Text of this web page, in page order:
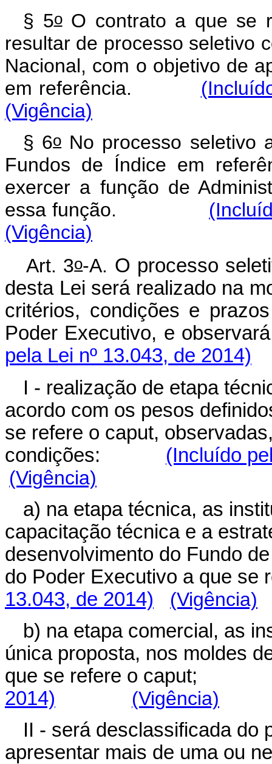
§ 5oO contrato a que se
resultar de processo seletivo
Nacional, com o objetivo de
em referência.
(Vigência)
§ 6oNo processo seletivo
Fundos de Índice em
exercer a função de
essa função.
(Vigência)
Art. 3o-A. O processo
desta Lei será realizado na
critérios, condições e
Poder Executivo, e
pela Lei nº 13.043, de 2014)
I - realização de etapa
acordo com os pesos
se refere o caput,
condições: (Incluído
(Vigência)
a) na etapa técnica, as
capacitação técnica e a
desenvolvimento do Fundo
do Poder Executivo a que se
13.043, de 2014)
(Vigência)
b) na etapa comercial, as
única proposta, nos moldes
que se refere o
2014)
(Vigência)
II - será desclassificada do
apresentar mais de uma ou